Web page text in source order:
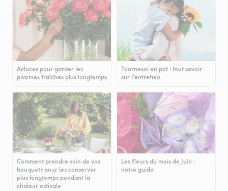
Astuces pour garder les
pivoines fraîches plus longtemps
Tournesol en pot : tout savoir
sur l'entretien
Comment prendre soin de vos
bouquets pour les conserver
plus longtemps pendant la
chaleur estivale
Les fleurs du mois de Juin :
notre guide